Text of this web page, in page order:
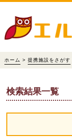
ホーム > 提携施設をさがす
検索結果一覧